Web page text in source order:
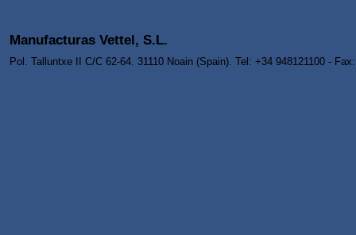
Manufacturas Vettel, S.L.
Pol. Talluntxe II C/C 62-64. 31110 Noain (Spain). Tel: +34 948121100 -